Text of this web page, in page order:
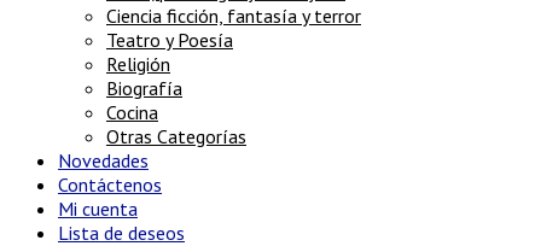
Ciencia ficción, fantasía y terror
Teatro y Poesía
Religión
Biografía
Cocina
Otras Categorías
Novedades
Contáctenos
Mi cuenta
Lista de deseos